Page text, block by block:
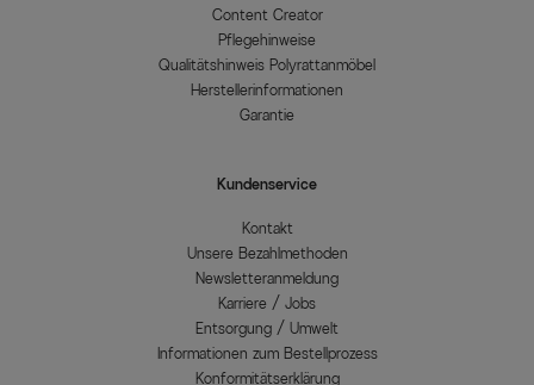
Content Creator
Pflegehinweise
Qualitätshinweis Polyrattanmöbel
Herstellerinformationen
Garantie
Kundenservice
Kontakt
Unsere Bezahlmethoden
Newsletteranmeldung
Karriere / Jobs
Entsorgung / Umwelt
Informationen zum Bestellprozess
Konformitätserklärung